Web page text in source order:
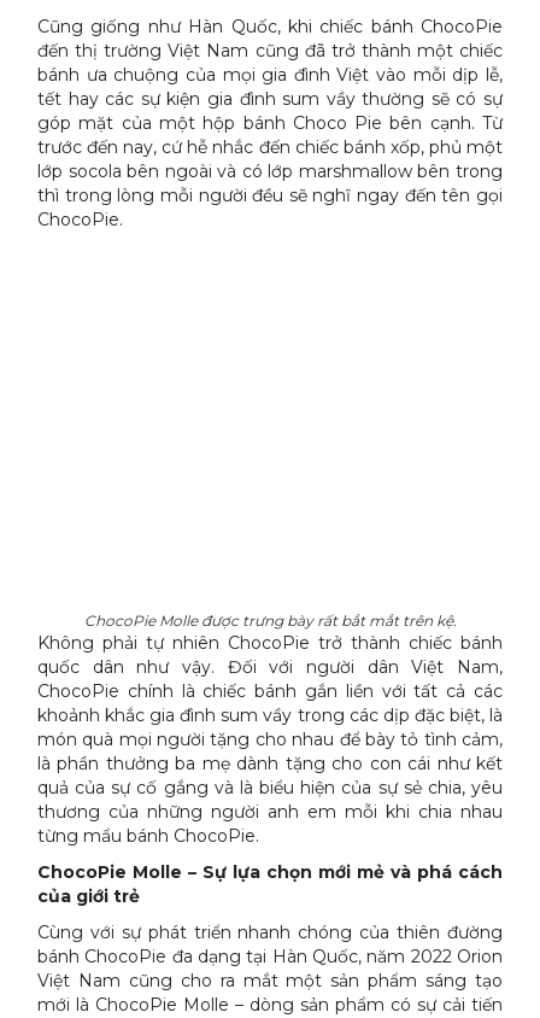
Cũng giống như Hàn Quốc, khi chiếc bánh ChocoPie
đến thị trường Việt Nam cũng đã trở thành một chiếc
bánh ưa chuộng của mọi gia đình Việt vào mỗi dịp lễ,
tết hay các sự kiện gia đình sum vầy thường sẽ có sự
góp mặt của một hộp bánh Choco Pie bên cạnh. Từ
trước đến nay, cứ hễ nhắc đến chiếc bánh xốp, phủ một
lớp socola bên ngoài và có lớp marshmallow bên trong
thì trong lòng mỗi người đều sẽ nghĩ ngay đến tên gọi
ChocoPie.
ChocoPie Molle được trưng bày rất bắt mắt trên kệ.
Không phải tự nhiên ChocoPie trở thành chiếc bánh
quốc dân như vậy. Đối với người dân Việt Nam,
ChocoPie chính là chiếc bánh gắn liền với tất cả các
khoảnh khắc gia đình sum vầy trong các dịp đặc biệt, là
món quà mọi người tặng cho nhau để bày tỏ tình cảm,
là phần thưởng ba mẹ dành tặng cho con cái như kết
quả của sự cố gắng và là biểu hiện của sự sẻ chia, yêu
thương của những người anh em mỗi khi chia nhau
từng mẩu bánh ChocoPie.
ChocoPie Molle – Sự lựa chọn mới mẻ và phá cách
của giới trẻ
Cùng với sự phát triển nhanh chóng của thiên đường
bánh ChocoPie đa dạng tại Hàn Quốc, năm 2022 Orion
Việt Nam cũng cho ra mắt một sản phẩm sáng tạo
mới là ChocoPie Molle – dòng sản phẩm có sự cải tiến